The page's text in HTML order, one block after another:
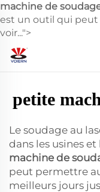
machine de
est un outil qui
voir...">
petite
Le soudage au
dans les usines
machine de
peut permettre
meilleurs jours